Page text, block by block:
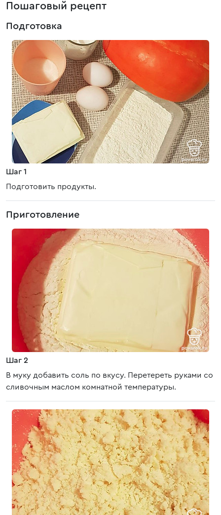
Пошаговый рецепт
Подготовка
Шаг 1
Подготовить продукты.
Приготовление
Шаг 2
В муку добавить соль по вкусу. Перетереть руками со
сливочным маслом комнатной температуры.